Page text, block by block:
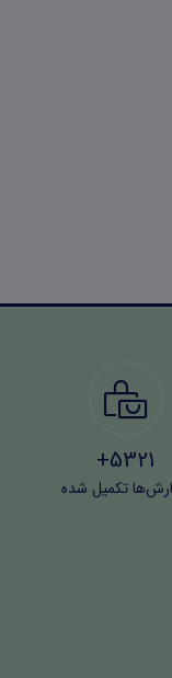
5321+
تکمیل شده